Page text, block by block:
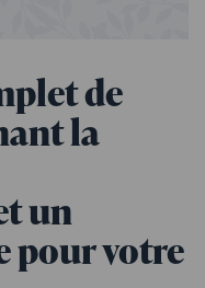
de
la
un
pour votre